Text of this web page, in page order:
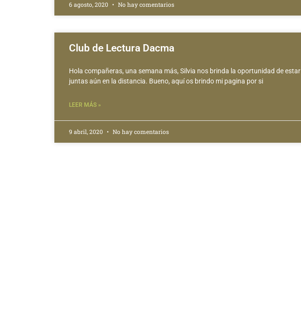
6 agosto, 2020 No hay comentarios
Club de Lectura Dacma
Hola compañeras, una semana más, Silvia nos brinda la oportunidad de estar
juntas aún en la distancia. Bueno, aquí os brindo mi pagina por si
LEER MÁS »
9 abril, 2020 No hay comentarios